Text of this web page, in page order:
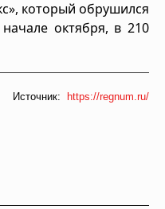
который обрушился
октября, в 210
Источник: https://regnum.ru/